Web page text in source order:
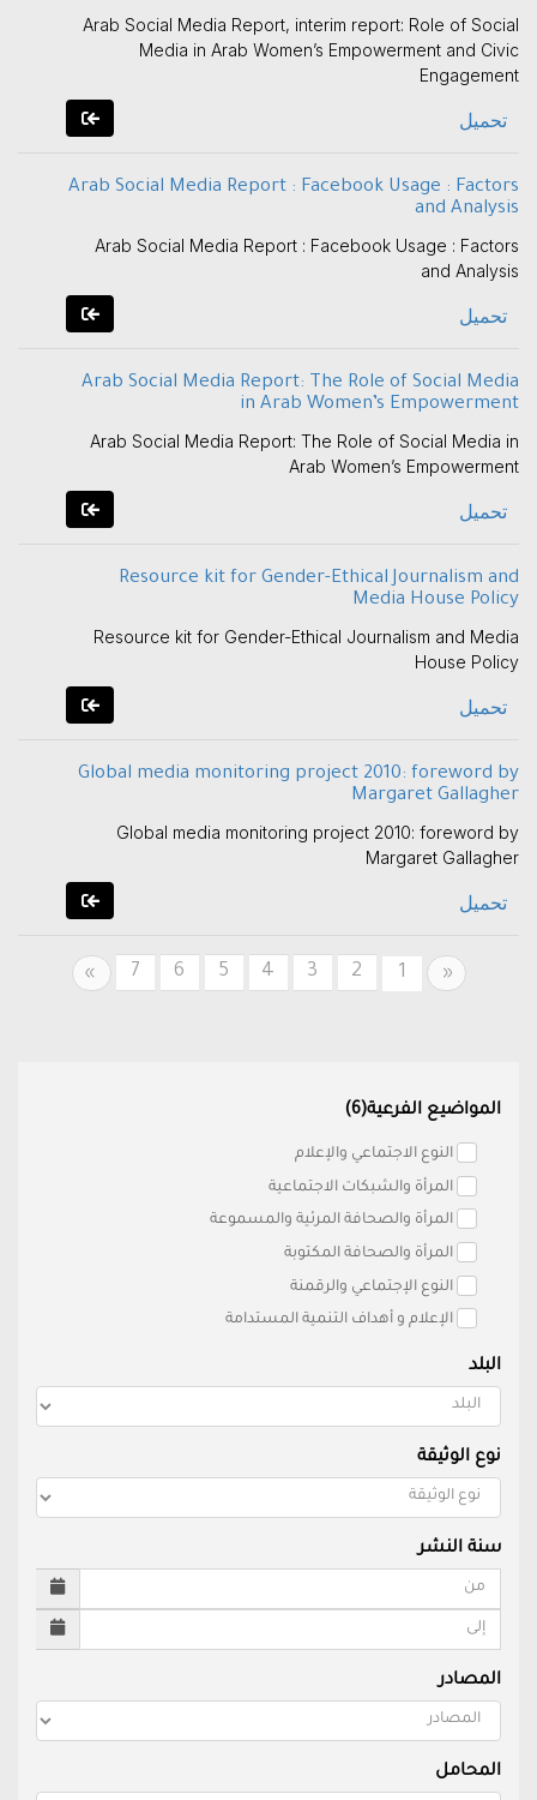
Arab Social Media Report, interim report: Role of Social
Media in Arab Women’s Empowerment and Civic
Engagement
تحميل
Arab Social Media Report : Facebook Usage : Factors
and Analysis
Arab Social Media Report : Facebook Usage : Factors
and Analysis
تحميل
Arab Social Media Report: The Role of Social Media
in Arab Women’s Empowerment
Arab Social Media Report: The Role of Social Media in
Arab Women’s Empowerment
تحميل
Resource kit for Gender-Ethical Journalism and
Media House Policy
Resource kit for Gender-Ethical Journalism and Media
House Policy
تحميل
Global media monitoring project 2010: foreword by
Margaret Gallagher
Global media monitoring project 2010: foreword by
Margaret Gallagher
تحميل
«
Previous
1
2
3
4
5
6
7
»
Next
المواضيع الفرعية(6)
النوع الاجتماعي والإعلام
المرأة والشبكات الاجتماعية
المرأة والصحافة المرئية والمسموعة
المرأة والصحافة المكتوبة
النوع الإجتماعي والرقمنة
الإعلام و أهداف التنمية المستدامة
البلد
نوع الوثيقة
سنة النشر
المصادر
المحامل